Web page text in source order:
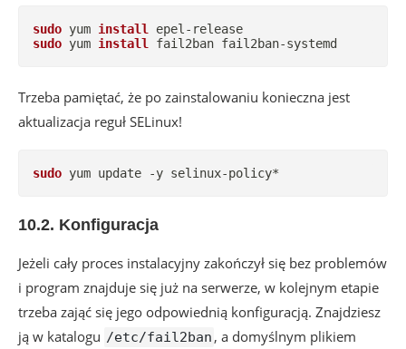
sudo yum install
sudo yum install fail2ban fail2ban-systemd
Trzeba pamiętać, że po zainstalowaniu konieczna jest
aktualizacja reguł SELinux!
sudo yum update -y selinux-policy*
10.2. Konfiguracja
Jeżeli cały proces instalacyjny zakończył się bez problemów
i program znajduje się już na serwerze, w kolejnym etapie
trzeba zająć się jego odpowiednią konfiguracją. Znajdziesz
ją w katalogu /etc/fail2ban , a domyślnym plikiem